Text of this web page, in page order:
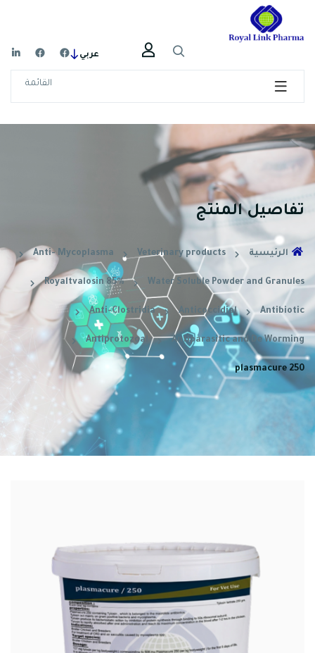
عربي
القائمة
تفاصيل المنتج
الرئيسية Veterinary products
Anti- Mycoplasma
Water Soluble Powder and Granules
Royaltvalosin 85%
Antibiotic
Anticoccidial
Anti-Clostridia
Antiparasitic and De Worming
Antiprotozoal
plasmacure 250